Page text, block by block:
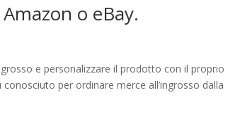
o eBay.
e personalizzare il prodotto con il proprio
per ordinare merce all’ingrosso dalla